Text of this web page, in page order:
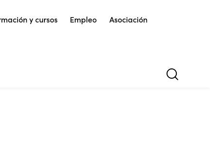
y cursos Empleo Asociación